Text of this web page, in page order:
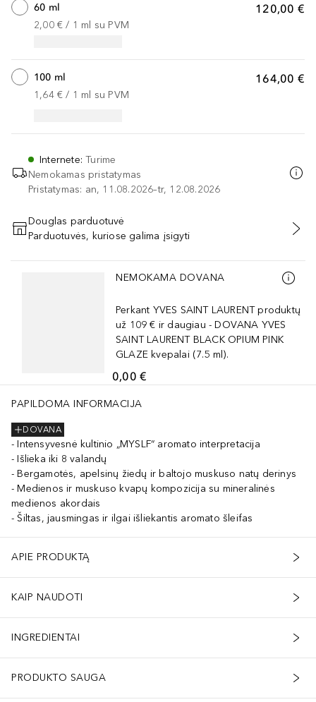
120,00 €
60 ml
2,00 € / 1 ml su PVM
164,00 €
100 ml
1,64 € / 1 ml su PVM
Internete:Turime
Nemokamas pristatymas
Pristatymas: an, 11.08.2026–tr, 12.08.2026
PRIDĖTI Į KREPŠELĮ
Douglas parduotuvė
Parduotuvės, kuriose galima įsigyti
Praleisti slankiklį
NEMOKAMA DOVANA
Perkant YVES SAINT LAURENT produktų
už 109 € ir daugiau - DOVANA YVES
SAINT LAURENT BLACK OPIUM PINK
GLAZE kvepalai (7.5 ml).
0,00 €
PAPILDOMA INFORMACIJA
DOVANA
Intensyvesnė kultinio „MYSLF“ aromato interpretacija
Išlieka iki 8 valandų
Bergamotės, apelsinų žiedų ir baltojo muskuso natų derinys
Medienos ir muskuso kvapų kompozicija su mineralinės
medienos akordais
Šiltas, jausmingas ir ilgai išliekantis aromato šleifas
APIE PRODUKTĄ
KAIP NAUDOTI
INGREDIENTAI
PRODUKTO SAUGA